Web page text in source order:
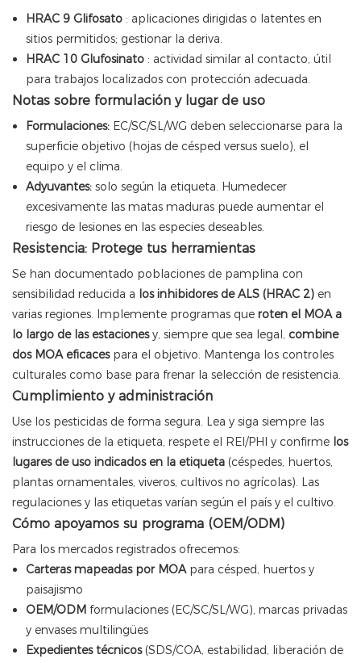
HRAC 9 Glifosato: aplicaciones dirigidas o latentes en
sitios permitidos; gestionar la deriva.
HRAC 10 Glufosinato: actividad similar al contacto, útil
para trabajos localizados con protección adecuada.
Notas sobre formulación y lugar de uso
Formulaciones:EC/SC/SL/WG deben seleccionarse para la
superficie objetivo (hojas de césped versus suelo), el
equipo y el clima.
Adyuvantes:solo según la etiqueta. Humedecer
excesivamente las matas maduras puede aumentar el
riesgo de lesiones en las especies deseables.
Resistencia: Protege tus herramientas
Se han documentado poblaciones de pamplina con
sensibilidad reducida a los inhibidores de ALS (HRAC 2) en
varias regiones. Implemente programas que roten el MOA a
lo largo de las estacionesy, siempre que sea legal, combine
dos MOA eficacespara el objetivo. Mantenga los controles
culturales como base para frenar la selección de resistencia.
Cumplimiento y administración
Use los pesticidas de forma segura. Lea y siga siempre las
instrucciones de la etiqueta, respete el REI/PHI y confirme los
lugares de uso indicados en la etiqueta (céspedes, huertos,
plantas ornamentales, viveros, cultivos no agrícolas). Las
regulaciones y las etiquetas varían según el país y el cultivo.
Cómo apoyamos su programa (OEM/ODM)
Para los mercados registrados ofrecemos:
Carteras mapeadas por MOApara césped, huertos y
paisajismo
OEM/ODMformulaciones (EC/SC/SL/WG), marcas privadas
y envases multilingües
Expedientes técnicos(SDS/COA, estabilidad, liberación de